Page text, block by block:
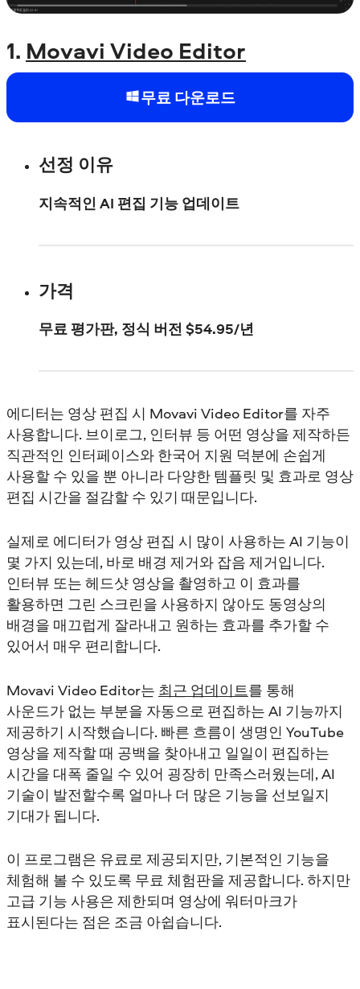
1. Movavi Video Editor
무료 다운로드
선정 이유
지속적인 AI 편집 기능 업데이트
가격
무료 평가판, 정식 버전 $54.95/년
에디터는 영상 편집 시 Movavi Video Editor를 자주
사용합니다. 브이로그, 인터뷰 등 어떤 영상을 제작하든
직관적인 인터페이스와 한국어 지원 덕분에 손쉽게
사용할 수 있을 뿐 아니라 다양한 템플릿 및 효과로 영상
편집 시간을 절감할 수 있기 때문입니다.
실제로 에디터가 영상 편집 시 많이 사용하는 AI 기능이
몇 가지 있는데, 바로 배경 제거와 잡음 제거입니다.
인터뷰 또는 헤드샷 영상을 촬영하고 이 효과를
활용하면 그린 스크린을 사용하지 않아도 동영상의
배경을 매끄럽게 잘라내고 원하는 효과를 추가할 수
있어서 매우 편리합니다.
Movavi Video Editor는 최근 업데이트를 통해
사운드가 없는 부분을 자동으로 편집하는 AI 기능까지
제공하기 시작했습니다. 빠른 흐름이 생명인 YouTube
영상을 제작할 때 공백을 찾아내고 일일이 편집하는
시간을 대폭 줄일 수 있어 굉장히 만족스러웠는데, AI
기술이 발전할수록 얼마나 더 많은 기능을 선보일지
기대가 됩니다.
이 프로그램은 유료로 제공되지만, 기본적인 기능을
체험해 볼 수 있도록 무료 체험판을 제공합니다. 하지만
고급 기능 사용은 제한되며 영상에 워터마크가
표시된다는 점은 조금 아쉽습니다.